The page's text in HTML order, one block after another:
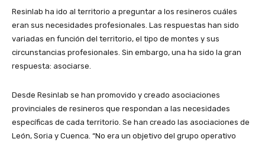
Resinlab ha ido al territorio a preguntar a los resineros cuáles
eran sus necesidades profesionales. Las respuestas han sido
variadas en función del territorio, el tipo de montes y sus
circunstancias profesionales. Sin embargo, una ha sido la gran
respuesta: asociarse.
Desde Resinlab se han promovido y creado asociaciones
provinciales de resineros que respondan a las necesidades
específicas de cada territorio. Se han creado las asociaciones de
León, Soria y Cuenca. “No era un objetivo del grupo operativo